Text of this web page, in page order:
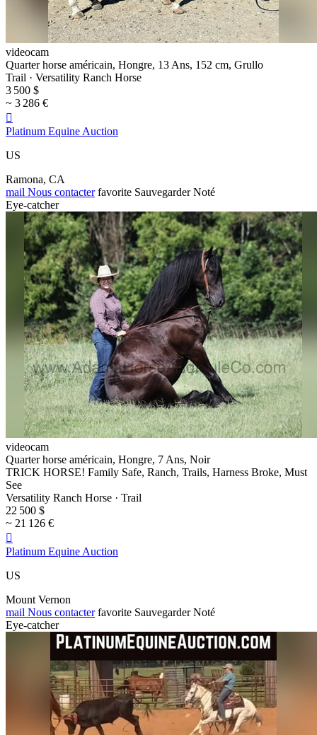
videocam
Quarter horse américain, Hongre, 13 Ans, 152 cm, Grullo
Trail · Versatility Ranch Horse
3 500 $
~ 3 286 €

Platinum Equine Auction
US
Ramona, CA
mail Nous contacter favorite Sauvegarder Noté
Eye-catcher
videocam
Quarter horse américain, Hongre, 7 Ans, Noir
TRICK HORSE! Family Safe, Ranch, Trails, Harness Broke, Must
See
Versatility Ranch Horse · Trail
22 500 $
~ 21 126 €

Platinum Equine Auction
US
Mount Vernon
mail Nous contacter favorite Sauvegarder Noté
Eye-catcher